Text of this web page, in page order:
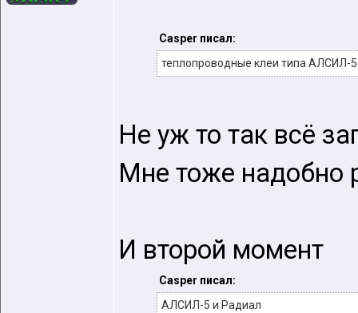
Casper писал:
теплопроводные клеи типа АЛСИЛ-
Не уж то так всё
Мне тоже надобно
И второй момент
Casper писал:
АЛСИЛ-5 и Радиал